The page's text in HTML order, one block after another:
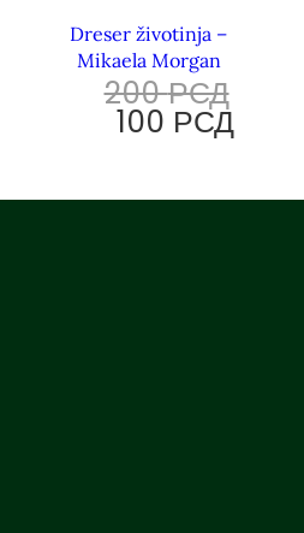
Dreser životinja –
Mikaela Morgan
200РСД
100 РСД